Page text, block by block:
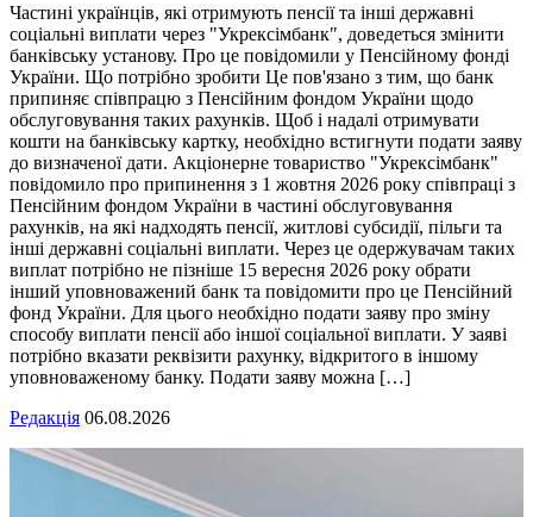
Частині українців, які отримують пенсії та інші державні
соціальні виплати через "Укрексімбанк", доведеться змінити
банківську установу. Про це повідомили у Пенсійному фонді
України. Що потрібно зробити Це пов'язано з тим, що банк
припиняє співпрацю з Пенсійним фондом України щодо
обслуговування таких рахунків. Щоб і надалі отримувати
кошти на банківську картку, необхідно встигнути подати заяву
до визначеної дати. Акціонерне товариство "Укрексімбанк"
повідомило про припинення з 1 жовтня 2026 року співпраці з
Пенсійним фондом України в частині обслуговування
рахунків, на які надходять пенсії, житлові субсидії, пільги та
інші державні соціальні виплати. Через це одержувачам таких
виплат потрібно не пізніше 15 вересня 2026 року обрати
інший уповноважений банк та повідомити про це Пенсійний
фонд України. Для цього необхідно подати заяву про зміну
способу виплати пенсії або іншої соціальної виплати. У заяві
потрібно вказати реквізити рахунку, відкритого в іншому
уповноваженому банку. Подати заяву можна […]
Редакція 06.08.2026